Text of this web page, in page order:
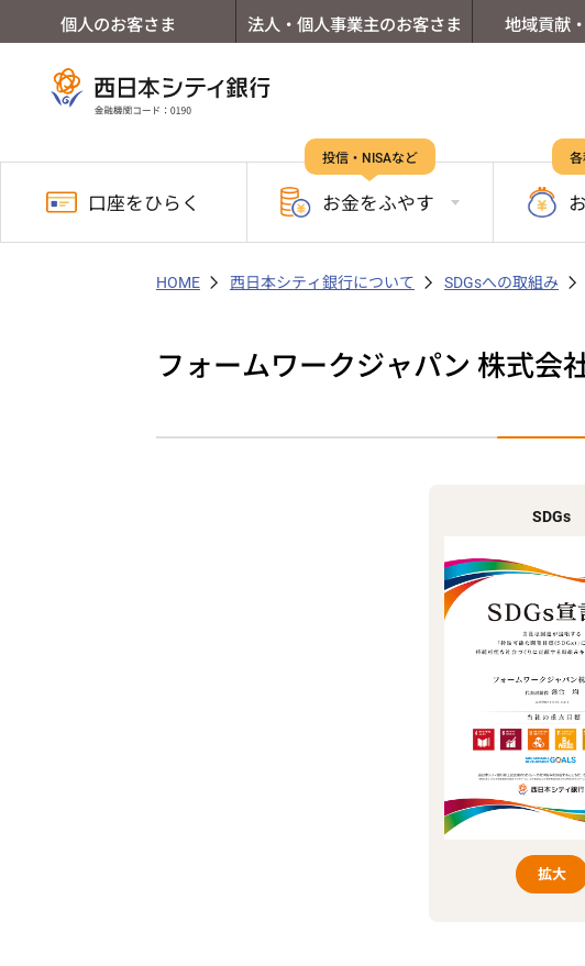
個人のお客さま 法人・個人事業主のお客さま 地域貢献
口座を ひらく
投信・NISAなど
お金をふやす
HOME 西日本シティ銀行について SDGsへの取組み
フォームワークジャパン 株式会
SDGs
拡大